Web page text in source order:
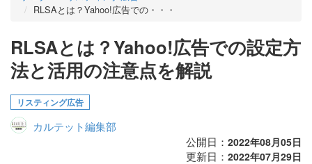
料金表
実績・お客様の声
初めて導入をお考えの方
代理店の乗り換えをお考えの方
広告代理店・HP制作会社様へ
RLSAとは？Yahoo!広告での・・・
RLSAとは？Yahoo!広告での設定方
法と活用の注意点を解説
リスティング広告
カルテット編集部
公開日： 2022年08月05日
更新日： 2022年07月29日